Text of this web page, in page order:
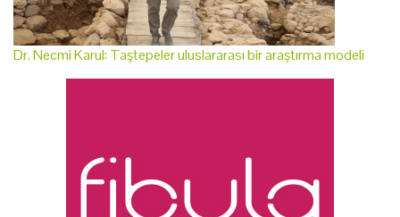
Dr. Necmi Karul: Taştepeler uluslararası bir araştırma modeli